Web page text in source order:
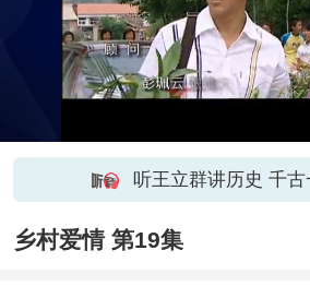
听王立群讲历史 千古
乡村爱情 第19集